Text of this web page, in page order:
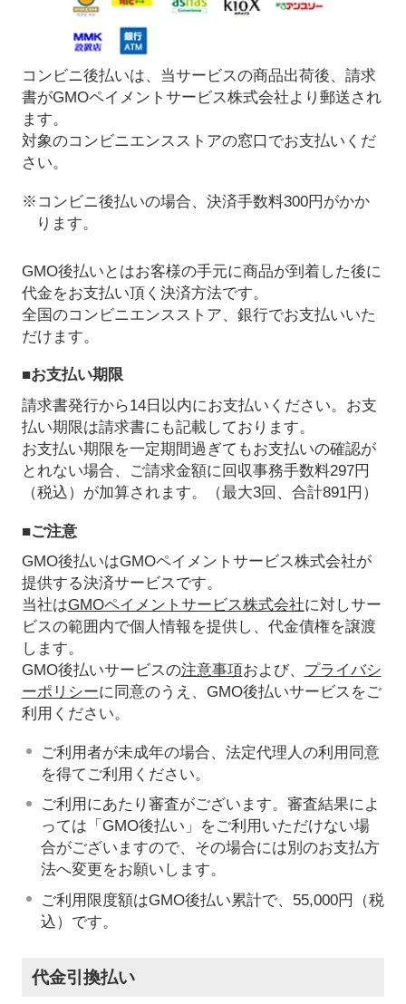
コンビニ後払いは、当サービスの商品出荷後、請求
書がGMOペイメントサービス株式会社より郵送され
ます。
対象のコンビニエンスストアの窓口でお支払いくだ
さい。
※コンビニ後払いの場合、決済手数料300円がかか
ります。
GMO後払いとはお客様の手元に商品が到着した後に
代金をお支払い頂く決済方法です。
全国のコンビニエンスストア、銀行でお支払いいた
だけます。
■お支払い期限
請求書発行から14日以内にお支払いください。お支
払い期限は請求書にも記載しております。
お支払い期限を一定期間過ぎてもお支払いの確認が
とれない場合、ご請求金額に回収事務手数料297円
（税込）が加算されます。（最大3回、合計891円）
■ご注意
GMO後払いはGMOペイメントサービス株式会社が
提供する決済サービスです。
当社はGMOペイメントサービス株式会社に対しサー
ビスの範囲内で個人情報を提供し、代金債権を譲渡
します。
GMO後払いサービスの注意事項および、 プライバシ
ーポリシーに同意のうえ、GMO後払いサービスをご
利用ください。
ご利用者が未成年の場合、法定代理人の利用同意
を得てご利用ください。
ご利用にあたり審査がございます。審査結果によ
っては「GMO後払い」をご利用いただけない場
合がございますので、その場合には別のお支払方
法へ変更をお願いします。
ご利用限度額はGMO後払い累計で、55,000円（税
込）です。
代金引換払い